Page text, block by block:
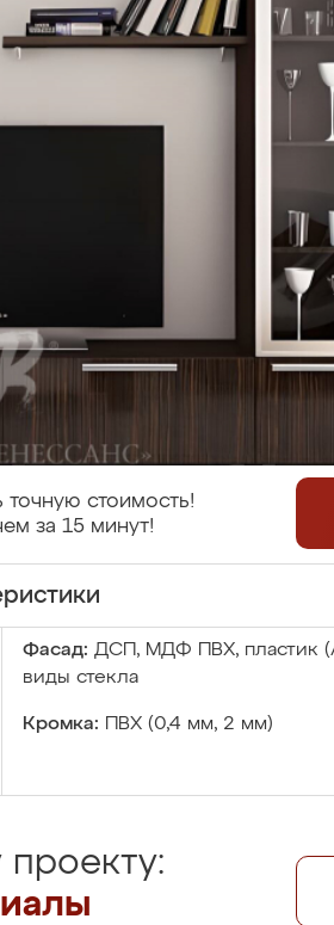
стоимость!
за 15 минут!
Фасад: ДСП, МДФ ПВХ, пластик
виды стекла
Кромка: ПВХ (0,4 мм, 2 мм)